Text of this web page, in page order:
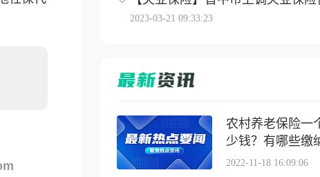
2023-03-21 09:33:23
农村养老保险一
少钱？有哪些缴
2022-11-18 16:09:06